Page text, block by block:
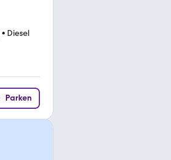
• Diesel
Parken